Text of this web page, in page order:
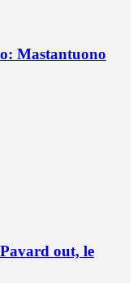
Mastantuono
out, le